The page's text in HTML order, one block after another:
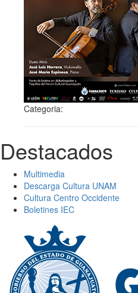
Categoria:
Destacados
Multimedia
Descarga Cultura UNAM
Cultura Centro Occidente
Boletines IEC